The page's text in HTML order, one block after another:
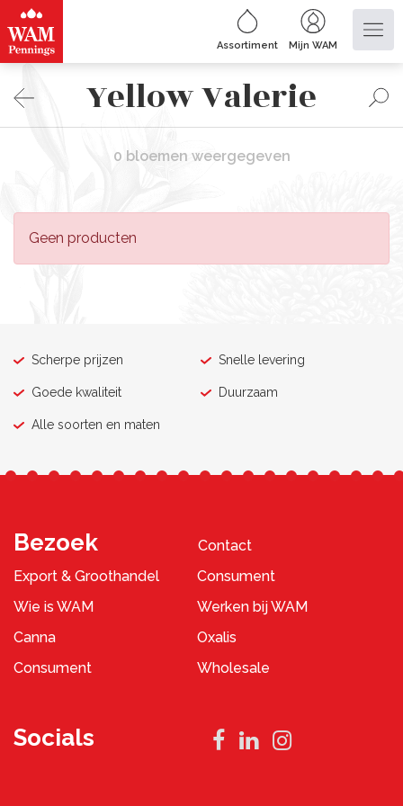
Assortiment Mijn WAM
Yellow Valerie
0 bloemen weergegeven
Geen producten
Scherpe prijzen Snelle levering
Goede kwaliteit Duurzaam
Alle soorten en maten
Bezoek
Contact
Export & Groothandel
Consument
Wie is WAM
Werken bij WAM
Canna
Oxalis
Consument
Wholesale
Socials